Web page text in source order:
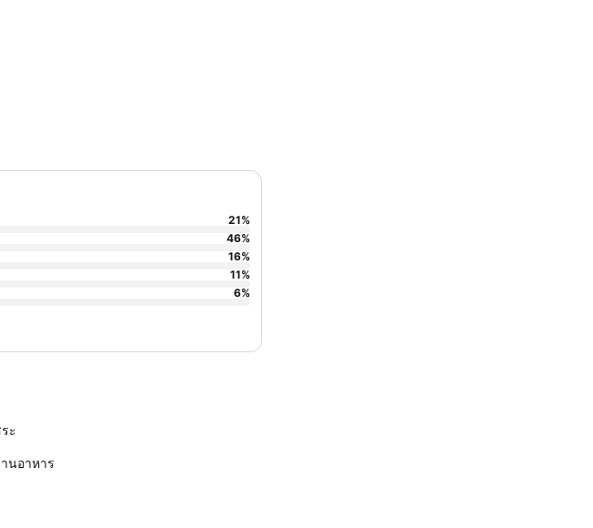
21%
46%
16%
11%
6%
ะ
นอาหาร